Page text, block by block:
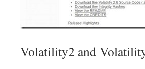
Volatility2 and